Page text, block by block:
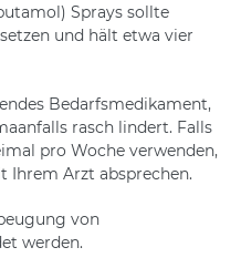
Sprays sollte
und hält etwa vier
Bedarfsmedikament,
rasch lindert. Falls
pro Woche verwenden,
Ihrem Arzt absprechen.
von
werden.